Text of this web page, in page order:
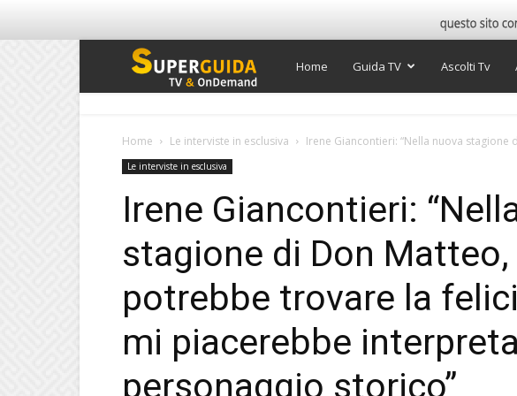
Super
Home Guida TV Ascolti Tv
Home Le interviste in esclusiva Irene Giancontieri: “Nella nuova
Le interviste in esclusiva
Irene Giancontieri:
stagione di Don Matteo,
potrebbe trovare la
mi piacerebbe
personaggio storico”